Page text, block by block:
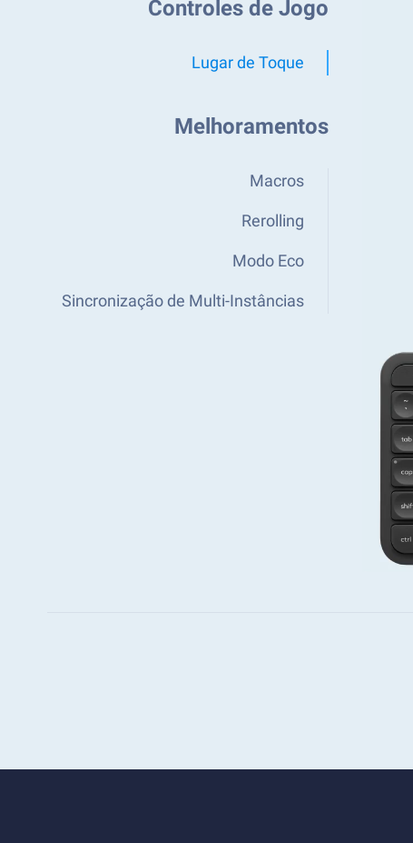
Controles de Jogo
Lugar de Toque
Melhoramentos
Macros
Rerolling
Modo Eco
Sincronização de Multi-Instâncias